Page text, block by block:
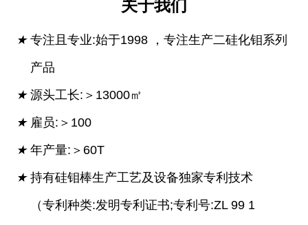
关于我们
★ 专注且专业:始于1998 ，专注生产二硅化钼系列
产品
★ 源头工长:＞13000㎡
★ 雇员:＞100
★ 年产量:＞60T
★ 持有硅钼棒生产工艺及设备独家专利技术
（专利种类:发明专利证书;专利号:ZL 99 1